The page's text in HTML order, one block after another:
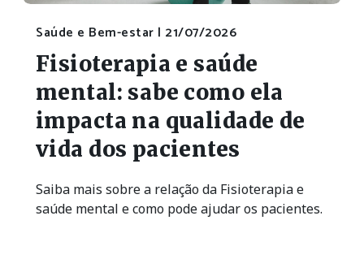
Saúde e Bem-estar | 21/07/2026
Fisioterapia e saúde
mental: sabe como ela
impacta na qualidade de
vida dos pacientes
Saiba mais sobre a relação da Fisioterapia e
saúde mental e como pode ajudar os pacientes.